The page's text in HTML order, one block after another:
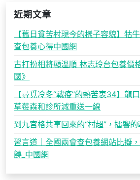
近期文章
【舊日貧苦村現今的樣子容貌】牯
查包養心得中國網
古打扮相將顯溫順 林志玲台包養價
國》
【尋覓冷冬“戰疫”的熱苦衷34】龍
草莓森和診所減重送一線
到九宮格共享回來的“村超”，擂響
習言道｜全國兩會查包養網站比擬
饒_中國網